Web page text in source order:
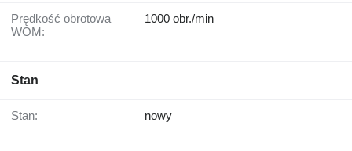
Prędkość obrotowa
WOM:
1000 obr./min
Stan
Stan: nowy